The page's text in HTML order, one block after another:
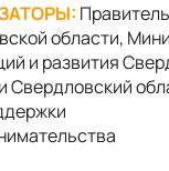
области,
и развития
Свердловский